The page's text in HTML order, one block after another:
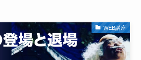
WEB講座